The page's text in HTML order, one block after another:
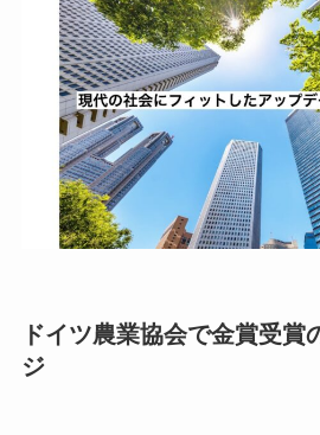
ドイツ農業協会で金賞受賞
ジ